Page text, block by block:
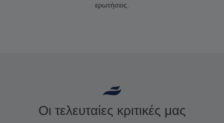
ερωτήσεις.
Οι τελευταίες κριτικές μας